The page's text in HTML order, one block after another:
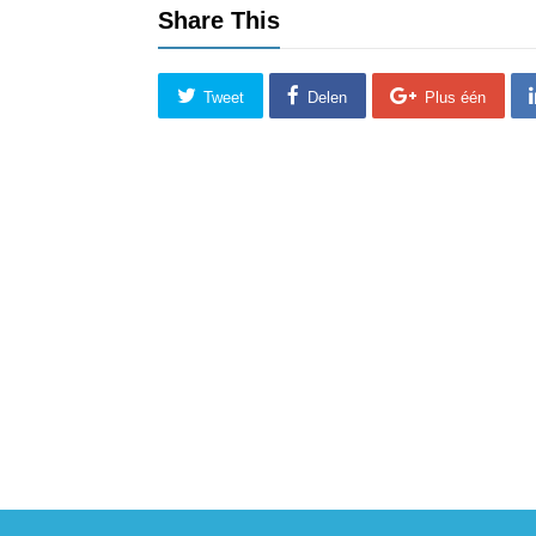
Share This
Tweet Delen Plus één